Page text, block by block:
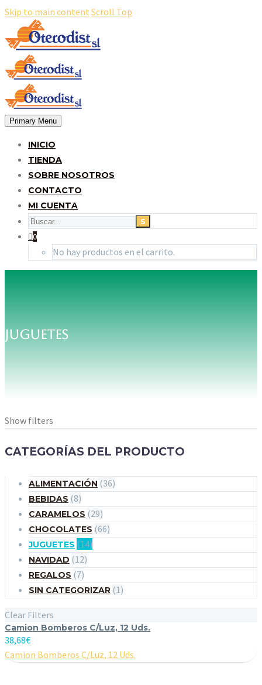
Skip to main content Scroll Top
Primary Menu
INICIO
TIENDA
SOBRE NOSOTROS
CONTACTO
MI CUENTA
0
No hay productos en el carrito.
JUGUETES
Show filters
CATEGORÍAS DEL PRODUCTO
ALIMENTACIÓN (36)
BEBIDAS (8)
CARAMELOS (29)
CHOCOLATES (66)
JUGUETES (14)
NAVIDAD (12)
REGALOS (7)
SIN CATEGORIZAR (1)
Clear Filters
Camion Bomberos C/Luz, 12 Uds.
38,68€
Camion Bomberos C/Luz, 12 Uds.